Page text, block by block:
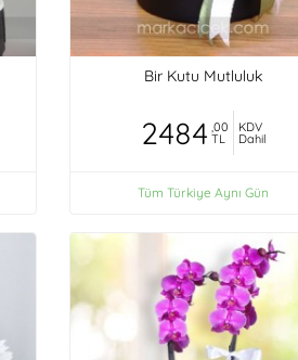
Bir Kutu Mutluluk
2484 ,00
TL
KDV
Dahil
Tüm Türkiye Aynı Gün